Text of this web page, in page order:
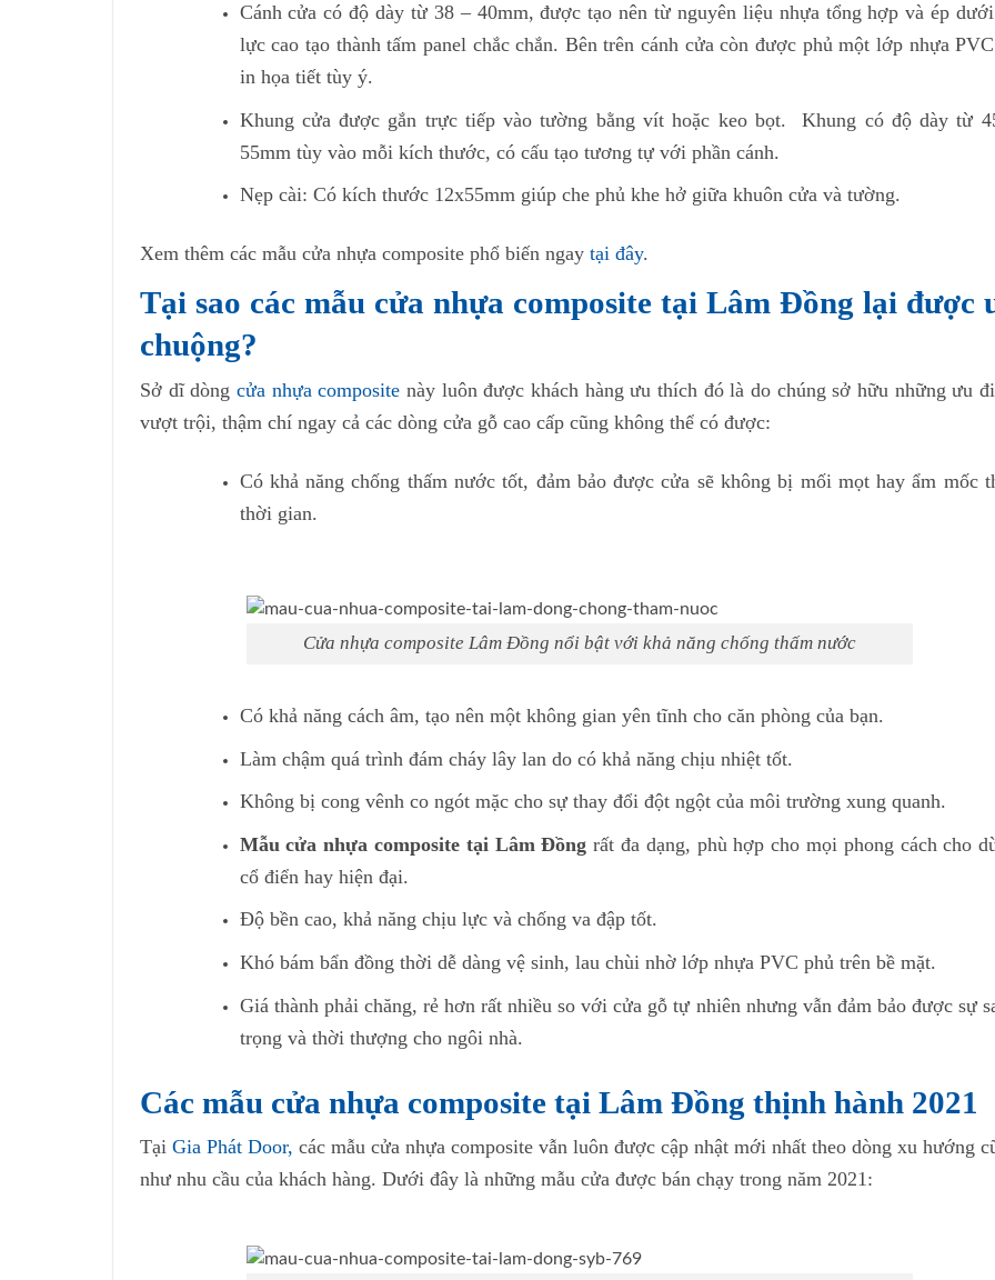
Cánh cửa có độ dày từ 38 – 40mm, được tạo nên từ nguyên liệu nhựa tổng hợp và ép
lực cao tạo thành tấm panel chắc chắn. Bên trên cánh cửa còn được phủ một lớp nhựa
in họa tiết tùy ý.
Khung cửa được gắn trực tiếp vào tường bằng vít hoặc keo bọt. Khung có độ dày từ
55mm tùy vào mỗi kích thước, có cấu tạo tương tự với phần cánh.
Nẹp cài: Có kích thước 12x55mm giúp che phủ khe hở giữa khuôn cửa và tường.
Xem thêm các mẫu cửa nhựa composite phổ biến ngay tại đây.
Tại sao các mẫu cửa nhựa composite tại Lâm Đồng lại được
chuộng?
Sở dĩ dòng cửa nhựa composite này luôn được khách hàng ưu thích đó là do chúng sở hữu những ưu
vượt trội, thậm chí ngay cả các dòng cửa gỗ cao cấp cũng không thể có được:
Có khả năng chống thấm nước tốt, đảm bảo được cửa sẽ không bị mối mọt hay ẩm mốc
thời gian.
Cửa nhựa composite Lâm Đồng nổi bật với khả năng chống thấm nước
Có khả năng cách âm, tạo nên một không gian yên tĩnh cho căn phòng của bạn.
Làm chậm quá trình đám cháy lây lan do có khả năng chịu nhiệt tốt.
Không bị cong vênh co ngót mặc cho sự thay đổi đột ngột của môi trường xung quanh.
Mẫu cửa nhựa composite tại Lâm Đồng rất đa dạng, phù hợp cho mọi phong cách cho
cổ điển hay hiện đại.
Độ bền cao, khả năng chịu lực và chống va đập tốt.
Khó bám bẩn đồng thời dễ dàng vệ sinh, lau chùi nhờ lớp nhựa PVC phủ trên bề mặt.
Giá thành phải chăng, rẻ hơn rất nhiều so với cửa gỗ tự nhiên nhưng vẫn đảm bảo được sự
trọng và thời thượng cho ngôi nhà.
Các mẫu cửa nhựa composite tại Lâm Đồng thịnh hành 2021
Tại Gia Phát Door, các mẫu cửa nhựa composite vẫn luôn được cập nhật mới nhất theo dòng xu hướng
như nhu cầu của khách hàng. Dưới đây là những mẫu cửa được bán chạy trong năm 2021: